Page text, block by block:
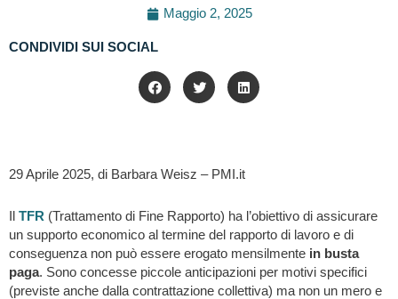
Maggio 2, 2025
CONDIVIDI SUI SOCIAL
29 Aprile 2025, di Barbara Weisz – PMI.it
TFR (Trattamento di Fine Rapporto) ha l’obiettivo di assicurare
un supporto economico al termine del rapporto di lavoro e di
conseguenza non può essere erogato mensilmente in busta
paga. Sono concesse piccole anticipazioni per motivi specifici
(previste anche dalla contrattazione collettiva) ma non un mero e